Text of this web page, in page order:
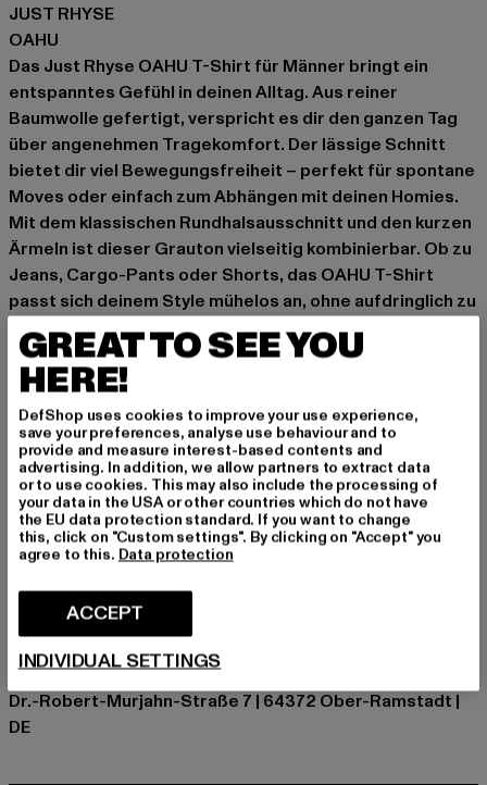
JUST RHYSE
OAHU
Das Just Rhyse OAHU T-Shirt für Männer bringt ein
entspanntes Gefühl in deinen Alltag. Aus reiner
Baumwolle gefertigt, verspricht es dir den ganzen Tag
über angenehmen Tragekomfort. Der lässige Schnitt
bietet dir viel Bewegungsfreiheit – perfekt für spontane
Moves oder einfach zum Abhängen mit deinen Homies.
Mit dem klassischen Rundhalsausschnitt und den kurzen
Ärmeln ist dieser Grauton vielseitig kombinierbar. Ob zu
Jeans, Cargo-Pants oder Shorts, das OAHU T-Shirt
passt sich deinem Style mühelos an, ohne aufdringlich zu
wirken.
Occasion: Quotidien, Confortable
Découpe: Col rond
Type de manches: Manches courtes
Détails: Impression
Coupe: Décontracté
Marque: Just Rhyse
Catégorie: T-Shirts
Couleur: grau
Couleur du fabricant: lightasphalt
Composition du matériau: 100% Coton
Art.Nr: JRTS713M-02946
Fabricant: TB International GmbH |
Dr.-Robert-Murjahn-Straße 7 | 64372 Ober-Ramstadt |
DE
GREAT TO SEE YOU
HERE!
DefShop uses cookies to improve your use experience,
save your preferences, analyse use behaviour and to
provide and measure interest-based contents and
advertising. In addition, we allow partners to extract data
or to use cookies. This may also include the processing of
your data in the USA or other countries which do not have
the EU data protection standard. If you want to change
this, click on "Custom settings". By clicking on "Accept" you
agree to this. Data protection
ACCEPT
INDIVIDUAL SETTINGS